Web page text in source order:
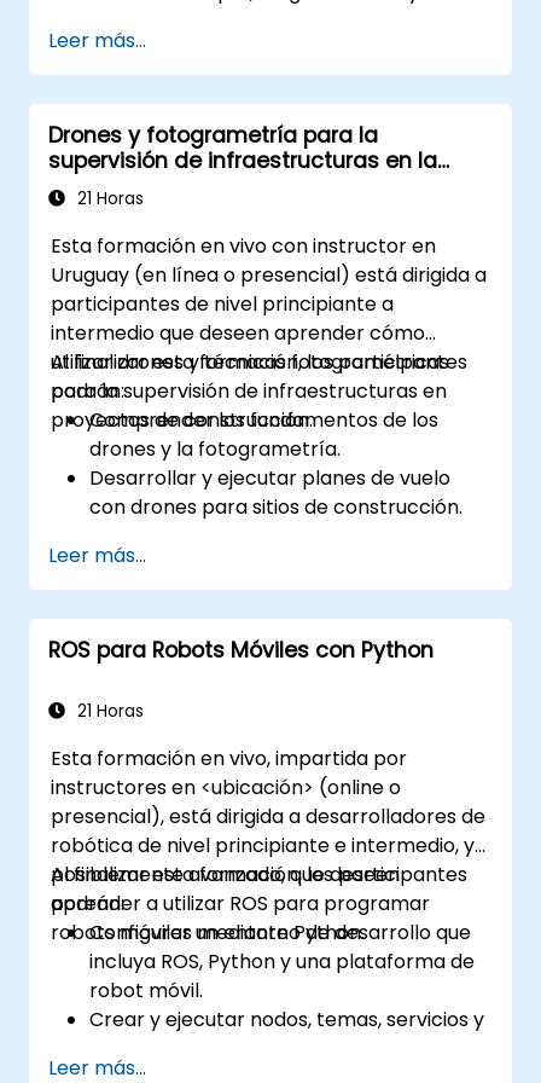
Leer más...
Drones y fotogrametría para la
supervisión de infraestructuras en la
construcción
21 Horas
Esta formación en vivo con instructor en
Uruguay (en línea o presencial) está dirigida a
participantes de nivel principiante a
intermedio que deseen aprender cómo
utilizar drones y técnicas fotogramétricas
para la supervisión de infraestructuras en
proyectos de construcción.
Al finalizar esta formación, los participantes
podrán:
Comprender los fundamentos de los
drones y la fotogrametría.
Desarrollar y ejecutar planes de vuelo
con drones para sitios de construcción.
crear mapas detallados y modelos 3D.
Utilizar datos fotogramétricos para la
supervisión de infraestructuras y la
detección de incidencias.
mejorar la seguridad y la eficiencia en los
Leer más...
ROS para Robots Móviles con Python
21 Horas
Esta formación en vivo, impartida por
instructores en <ubicación> (online o
presencial), está dirigida a desarrolladores de
robótica de nivel principiante e intermedio, y
posiblemente avanzado, que deseen
aprender a utilizar ROS para programar
robots móviles mediante Python.
Al finalizar esta formación, los participantes
podrán:
Configurar un entorno de desarrollo que
incluya ROS, Python y una plataforma de
robot móvil.
Crear y ejecutar nodos, temas, servicios y
Utilizar las herramientas y utilidades de
Leer más...